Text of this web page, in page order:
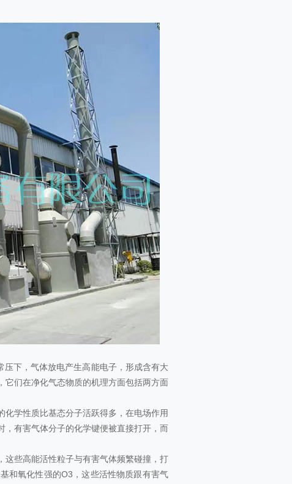
下，气体放电产生高能电子，形成含有大
它们在净化气态物质的机理方面包括两方面
学性质比基态分子活跃得多，在电场作用
，有害气体分子的化学键便被直接打开，而
些高能活性粒子与有害气体频繁碰撞，打
和氧化性强的O3，这些活性物质跟有害气